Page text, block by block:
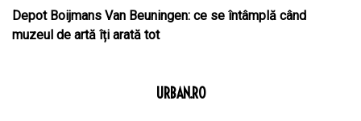
Depot Boijmans Van Beuningen: ce se întâmplă când
muzeul de artă îți arată tot
URBAN.RO